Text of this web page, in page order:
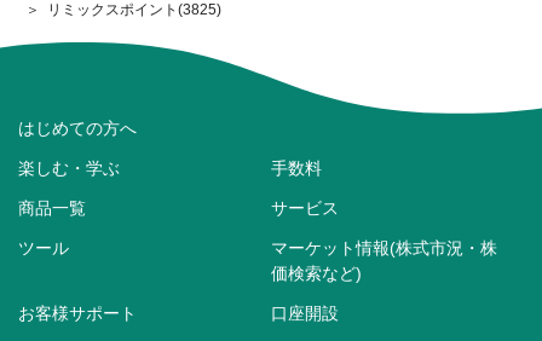
リミックスポイント(3825)
はじめての方へ
楽しむ・学ぶ 手数料
商品一覧 サービス
ツール
マーケット情報(株式市況・株
価検索など)
お客様サポート 口座開設